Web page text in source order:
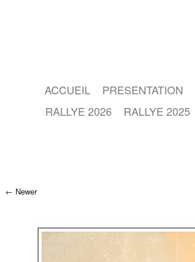
ACCUEIL PRESENTATION
RALLYE 2026
RALLYE 2025
Newer